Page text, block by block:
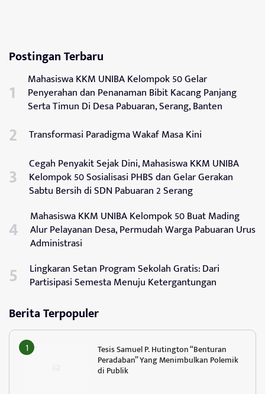
Postingan Terbaru
Mahasiswa KKM UNIBA Kelompok 50 Gelar
Penyerahan dan Penanaman Bibit Kacang Panjang
Serta Timun Di Desa Pabuaran, Serang, Banten
Transformasi Paradigma Wakaf Masa Kini
Cegah Penyakit Sejak Dini, Mahasiswa KKM UNIBA
Kelompok 50 Sosialisasi PHBS dan Gelar Gerakan
Sabtu Bersih di SDN Pabuaran 2 Serang
Mahasiswa KKM UNIBA Kelompok 50 Buat Mading
Alur Pelayanan Desa, Permudah Warga Pabuaran Urus
Administrasi
Lingkaran Setan Program Sekolah Gratis: Dari
Partisipasi Semesta Menuju Ketergantungan
Berita Terpopuler
Tesis Samuel P. Hutington “Benturan
Peradaban” Yang Menimbulkan Polemik
di Publik